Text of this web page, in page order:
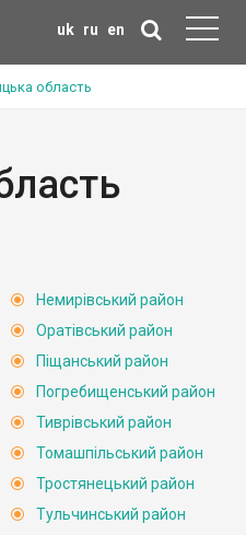
uk ru en
область
Немирівський район
Оратівський район
Піщанський район
Погребищенський район
Тиврівський район
Томашпільський район
Тростянецький район
Тульчинський район